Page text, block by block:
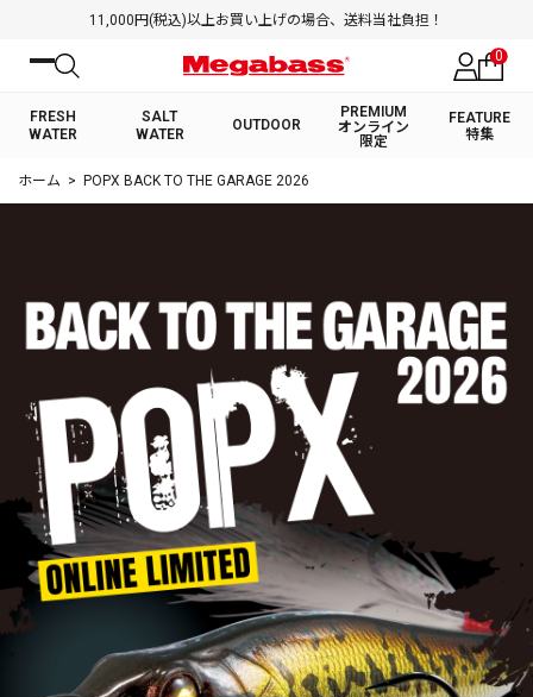
11,000円(税込)以上お買い上げの場合、送料当社負担！
0
FRESH
WATER
FRESH WATER TOP
SALT
WATER
SALT WATER TOP
OUTDOOR
PREMIUM
オンライン
限定
FEATURE
特集
絞り込み検索
カテゴリ
PREMIUM オンライン限定
FRESH WATER
SALT WATER
ホーム POPX BACK TO THE GARAGE 2026